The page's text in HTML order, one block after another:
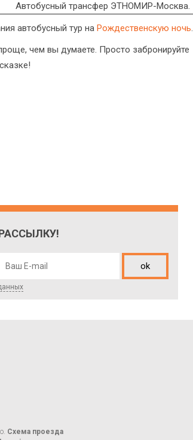
Автобусный трансфер ЭТНОМИР-Москва.
автобусный тур на Рождественскую ночь.
чем вы думаете. Просто забронируйте
ok
Схема проезда